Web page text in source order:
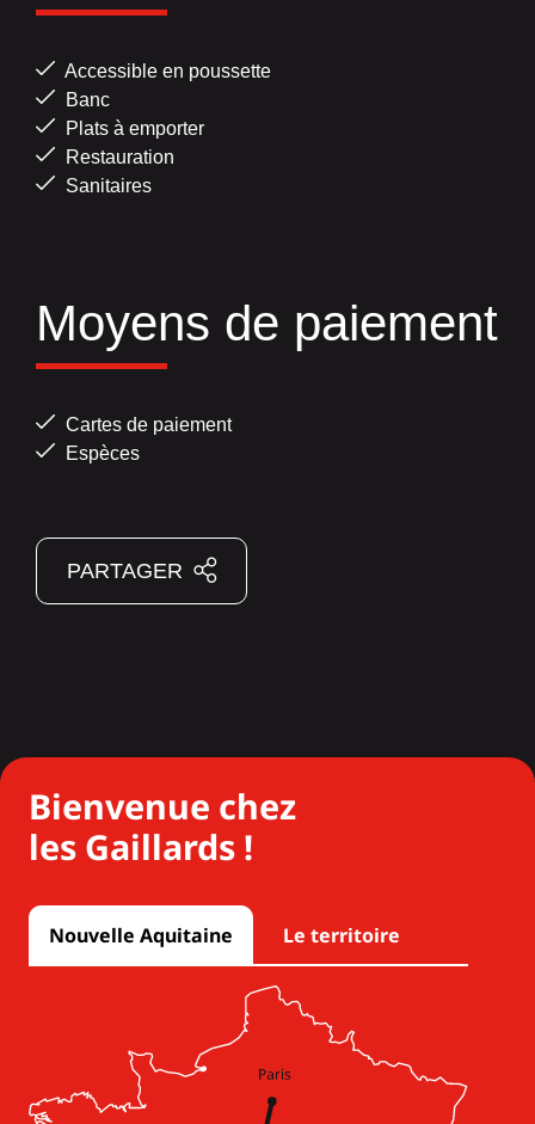
Accessible en poussette
Banc
Plats à emporter
Restauration
Sanitaires
Moyens de paiement
Cartes de paiement
Espèces
PARTAGER
Bienvenue chez
les Gaillards !
Nouvelle Aquitaine Le territoire